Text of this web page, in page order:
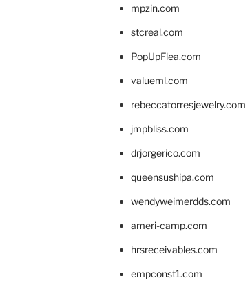
mpzin.com
stcreal.com
PopUpFlea.com
valueml.com
rebeccatorresjewelry.com
jmpbliss.com
drjorgerico.com
queensushipa.com
wendyweimerdds.com
ameri-camp.com
hrsreceivables.com
empconst1.com